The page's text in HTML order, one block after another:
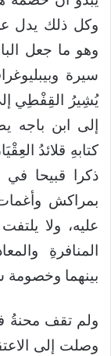
وكل ذلك يدل
وهو ما جعل
سيرة
يُشِيرُ القِفْطِي
إلى ابن باجه
كتابهِ قلائدُ
ذكرا قبيحا
بمراكش
عليه، ولا
المنافرةِ
بينهما
ولم تقف محنةُ
وصلت إلى